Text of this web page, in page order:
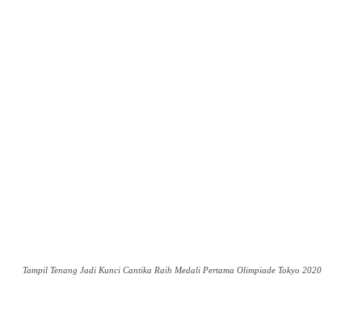
Tampil Tenang Jadi Kunci Cantika Raih Medali Pertama Olimpiade Tokyo 2020